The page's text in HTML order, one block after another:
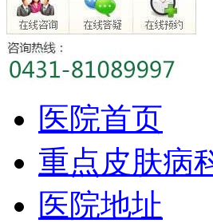
医院首页
重点皮肤病
医院地址